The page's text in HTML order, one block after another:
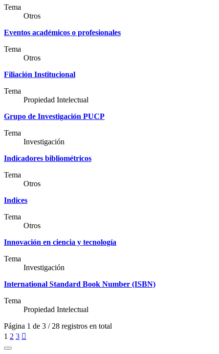
Tema
Otros
Eventos académicos o profesionales
Tema
Otros
Filiación Institucional
Tema
Propiedad Intelectual
Grupo de Investigación PUCP
Tema
Investigación
Indicadores bibliométricos
Tema
Otros
Indices
Tema
Otros
Innovación en ciencia y tecnología
Tema
Investigación
International Standard Book Number (ISBN)
Tema
Propiedad Intelectual
Página 1 de 3 / 28 registros en total
1 2 3 